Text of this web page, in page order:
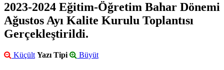
2023-2024 Eğitim-Öğretim Bahar Dönemi
Ağustos Ayı Kalite Kurulu Toplantısı
Gerçekleştirildi.
Küçült Yazı Tipi Büyüt